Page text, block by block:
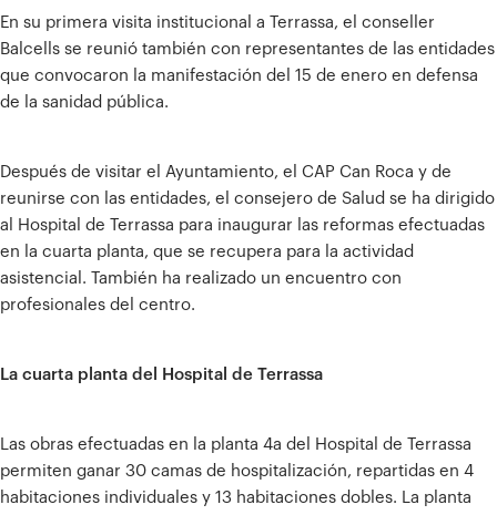
En su primera visita institucional a Terrassa, el conseller
Balcells se reunió también con representantes de las entidades
que convocaron la manifestación del 15 de enero en defensa
de la sanidad pública.
Después de visitar el Ayuntamiento, el CAP Can Roca y de
reunirse con las entidades, el consejero de Salud se ha dirigido
al Hospital de Terrassa para inaugurar las reformas efectuadas
en la cuarta planta, que se recupera para la actividad
asistencial. También ha realizado un encuentro con
profesionales del centro.
La cuarta planta del Hospital de Terrassa
Las obras efectuadas en la planta 4a del Hospital de Terrassa
permiten ganar 30 camas de hospitalización, repartidas en 4
habitaciones individuales y 13 habitaciones dobles. La planta